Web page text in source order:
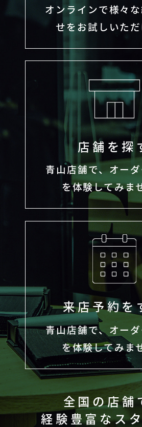
オンラインで様々
せをお試しいた
店舗を探
青山店舗で、オー
を体験してみま
来店予約を
青山店舗で、オー
を体験してみま
全国の店舗
経験豊富なス